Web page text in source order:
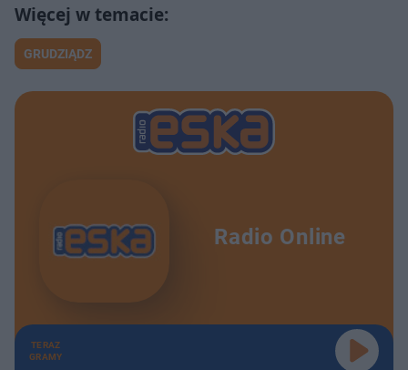
GRUDZIĄDZ
Radio Online
TERAZ
GRAMY